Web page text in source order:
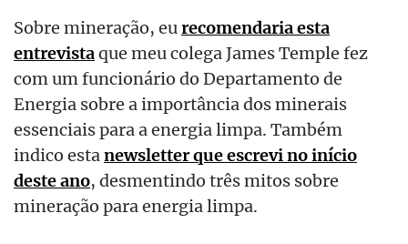
Sobre mineração, eurecomendaria esta
entrevistaque meu colega James Temple fez
com um funcionário do Departamento de
Energia sobre a importância dos minerais
essenciais para a energia limpa. Também
indico estanewsletter que escrevi no início
deste ano, desmentindo três mitos sobre
mineração para energia limpa.